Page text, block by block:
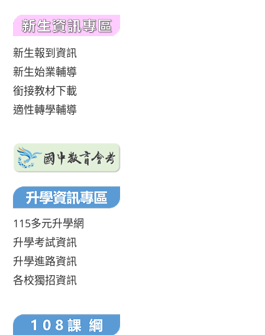
新生報到資訊
新生始業輔導
銜接教材下載
適性轉學輔導
115多元升學網
升學考試資訊
升學進路資訊
各校獨招資訊